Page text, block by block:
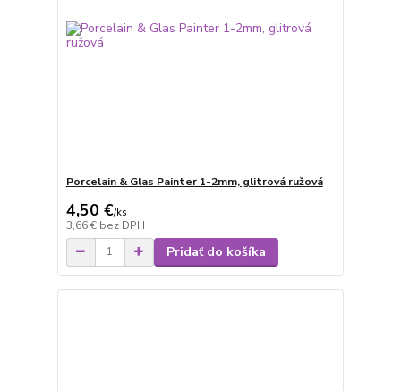
Porcelain & Glas Painter 1-2mm, glitrová ružová
4,50 €/ks
3,66 € bez DPH
Pridať do košíka